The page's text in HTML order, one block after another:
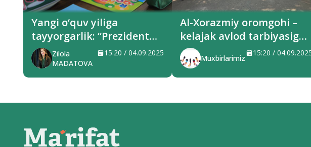
Yangi o‘quv yiliga
tayyorgarlik: “Prezident
sovg‘alari” hududlarga
yetkazilmoqda
Zilola
MADATOVA
15:20 / 04.09.2025
Al-Xorazmiy oromgohi –
kelajak avlod tarbiyasiga
xizmat qilayotgan
Muxbirlarimiz
15:20 /